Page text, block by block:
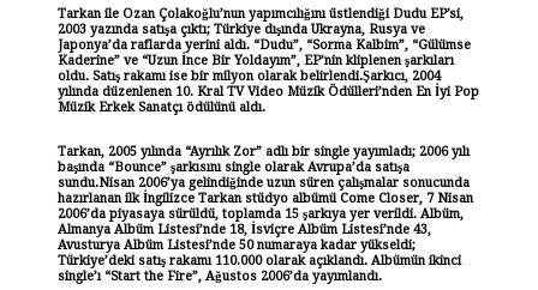
Tarkan ile Ozan Çolakoğlu’nun yapımcılığını üstlendiği Dudu EP’si,
2003 yazında satışa çıktı; Türkiye dışında Ukrayna, Rusya ve
Japonya’da raflarda yerini aldı. “Dudu”, “Sorma Kalbim”, “Gülümse
Kaderine” ve “Uzun İnce Bir Yoldayım”, EP’nin kliplenen şarkıları
oldu. Satış rakamı ise bir milyon olarak belirlendi.Şarkıcı, 2004
yılında düzenlenen 10. Kral TV Video Müzik Ödülleri’nden En İyi Pop
Müzik Erkek Sanatçı ödülünü aldı.
Tarkan, 2005 yılında “Ayrılık Zor” adlı bir single yayımladı; 2006 yılı
başında “Bounce” şarkısını single olarak Avrupa’da satışa
sundu.Nisan 2006’ya gelindiğinde uzun süren çalışmalar sonucunda
hazırlanan ilk İngilizce Tarkan stüdyo albümü Come Closer, 7 Nisan
2006’da piyasaya sürüldü, toplamda 15 şarkıya yer verildi. Albüm,
Almanya Albüm Listesi’nde 18, İsviçre Albüm Listesi’nde 43,
Avusturya Albüm Listesi’nde 50 numaraya kadar yükseldi;
Türkiye’deki satış rakamı 110.000 olarak açıklandı. Albümün ikinci
single’ı “Start the Fire”, Ağustos 2006’da yayımlandı.